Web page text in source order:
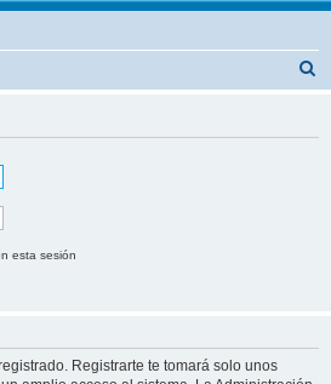
esta sesión
Registrarte te tomará solo unos